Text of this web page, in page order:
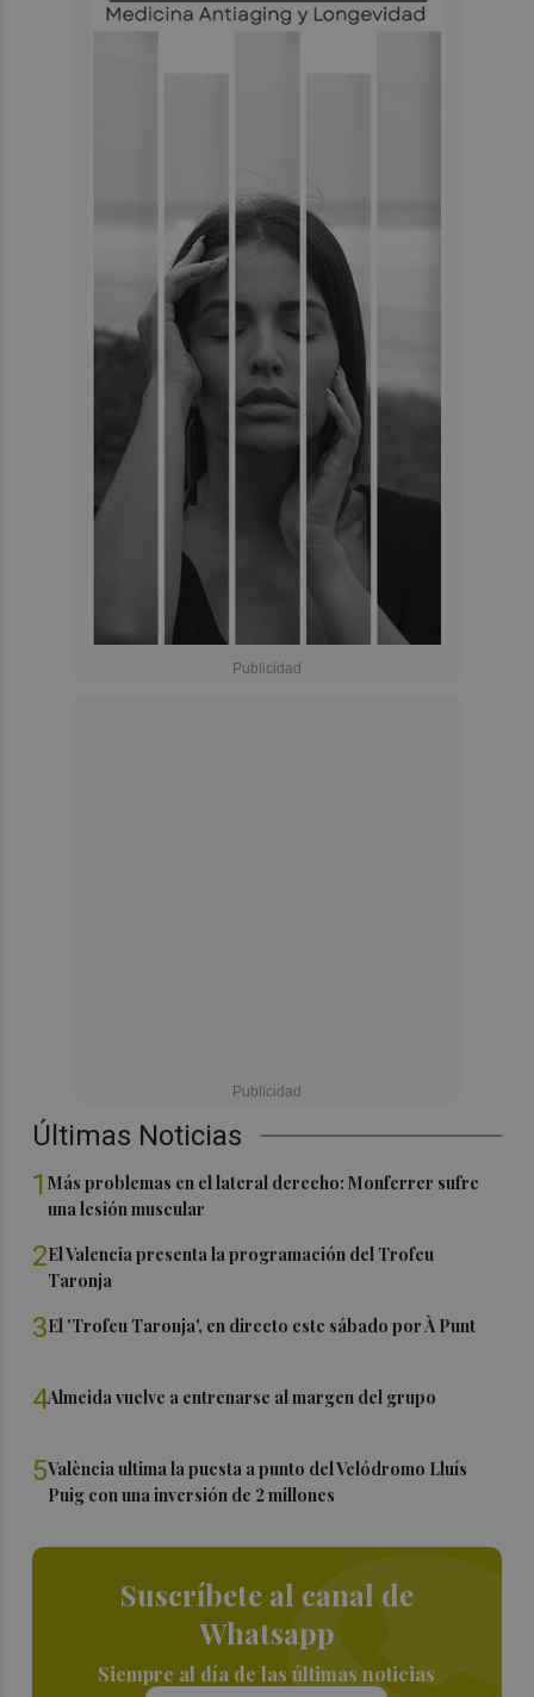
Últimas Noticias
1Más problemas en el lateral derecho: Monferrer sufre
una lesión muscular
2El Valencia presenta la programación del Trofeu
Taronja
3El 'Trofeu Taronja', en directo este sábado por À Punt
4Almeida vuelve a entrenarse al margen del grupo
5València ultima la puesta a punto del Velódromo Lluís
Puig con una inversión de 2 millones
Suscríbete al canal de
Whatsapp
Siempre al día de las últimas noticias